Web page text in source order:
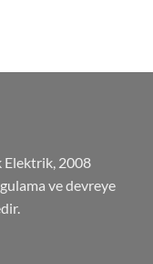
2008
ve devreye